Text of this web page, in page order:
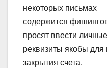
некоторых письмах
содержится
просят ввести
реквизиты якобы
закрытия счета.